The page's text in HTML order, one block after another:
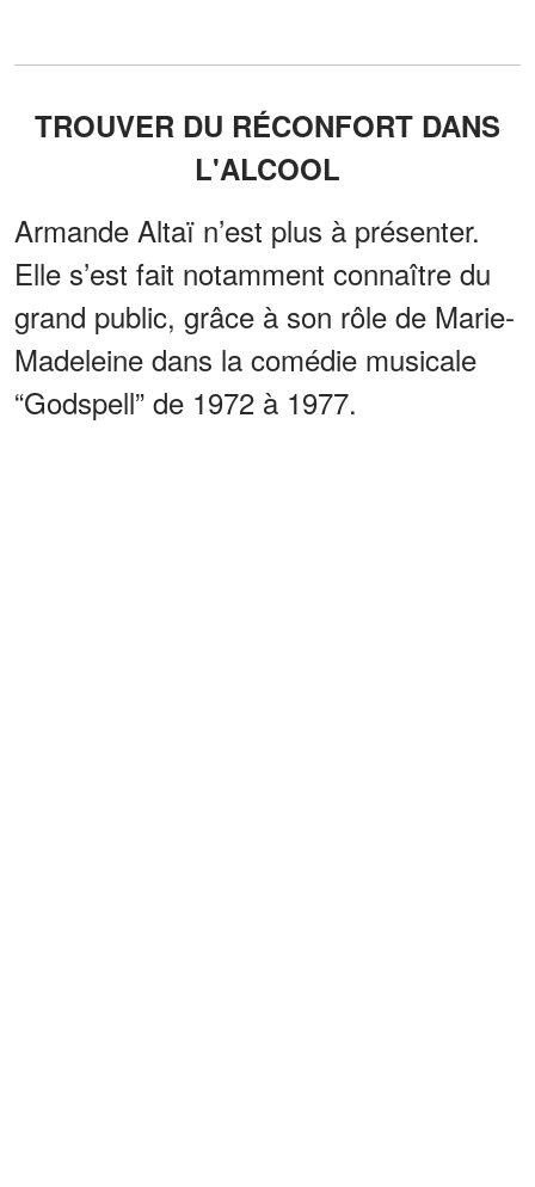
TROUVER DU RÉCONFORT DANS
L'ALCOOL
Armande Altaï n’est plus à présenter.
Elle s’est fait notamment connaître du
grand public, grâce à son rôle de Marie-
Madeleine dans la comédie musicale
“Godspell” de 1972 à 1977.